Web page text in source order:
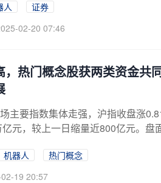
人
证券
02-20 07:46
，热门概念股获两类资金共
主要指数集体走强，沪指收盘涨
元，较上一日缩量近800亿元。盘
机器人
热门概念
19 20:57